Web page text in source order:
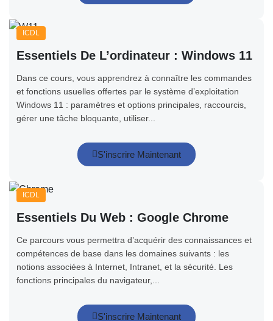
ICDL
Essentiels De L’ordinateur : Windows 11
Dans ce cours, vous apprendrez à connaître les commandes
et fonctions usuelles offertes par le système d’exploitation
Windows 11 : paramètres et options principales, raccourcis,
gérer une tâche bloquante, utiliser...
S'inscrire Maintenant
ICDL
Essentiels Du Web : Google Chrome
Ce parcours vous permettra d’acquérir des connaissances et
compétences de base dans les domaines suivants : les
notions associées à Internet, Intranet, et la sécurité. Les
fonctions principales du navigateur,...
S'inscrire Maintenant